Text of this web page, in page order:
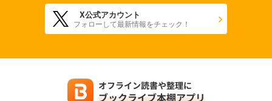
X公式アカウント
フォローして最新情報をチェック！